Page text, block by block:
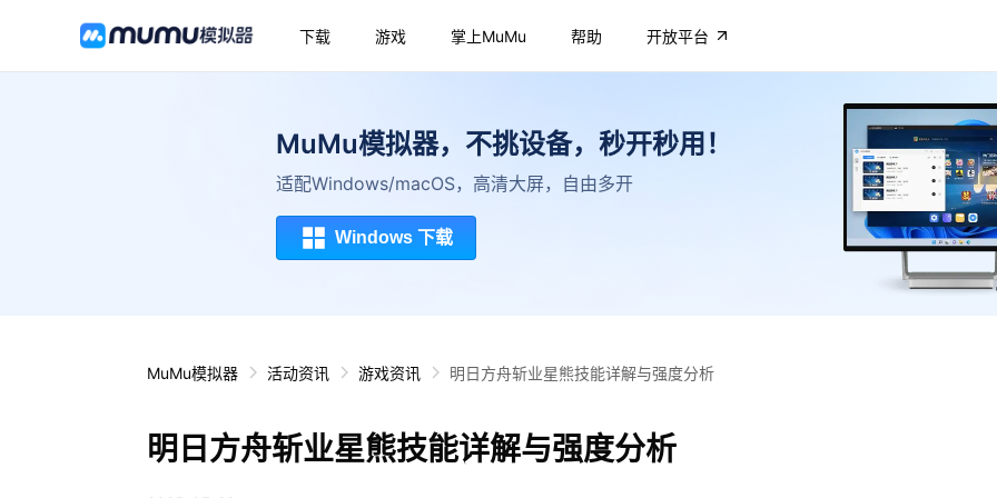
下载 游戏 掌上MuMu 帮助 开放平台
MuMu模拟器，不挑设备，秒开秒用！
适配Windows/macOS，高清大屏，自由多开
Windows 下载
MuMu模拟器 活动资讯 游戏资讯 明日方舟斩业星熊技能详解与强度分析
明日方舟斩业星熊技能详解与强度分析